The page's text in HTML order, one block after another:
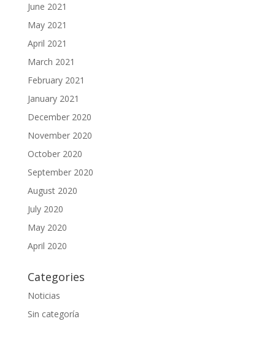
June 2021
May 2021
April 2021
March 2021
February 2021
January 2021
December 2020
November 2020
October 2020
September 2020
August 2020
July 2020
May 2020
April 2020
Categories
Noticias
Sin categoría